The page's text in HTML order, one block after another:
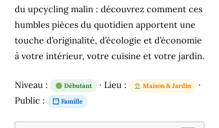
du upcycling malin : découvrez comment ces
humbles pièces du quotidien apportent une
touche d’originalité, d’écologie et d’économie
à votre intérieur, votre cuisine et votre jardin.
Niveau : Débutant · Lieu : Maison & Jardin ·
Public :
Famille